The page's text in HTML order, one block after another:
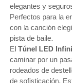
elegantes y
Perfectos para la
con la canción
pista de baile.
El Túnel LED
caminar por un
rodeados de
de sofisticación.